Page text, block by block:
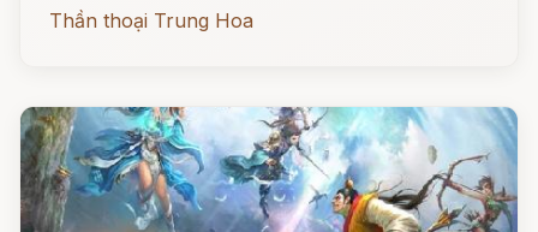
Thần thoại Trung Hoa